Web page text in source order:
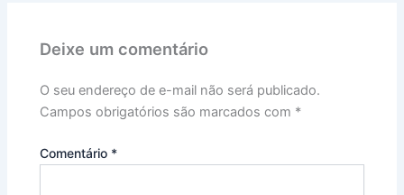
Deixe um comentário
O seu endereço de e-mail não será publicado.
Campos obrigatórios são marcados com *
Comentário *